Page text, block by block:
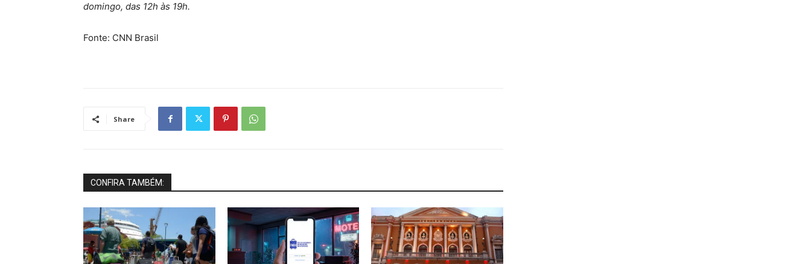
domingo, das 12h às 19h.
Fonte: CNN Brasil
Share
CONFIRA TAMBÉM: